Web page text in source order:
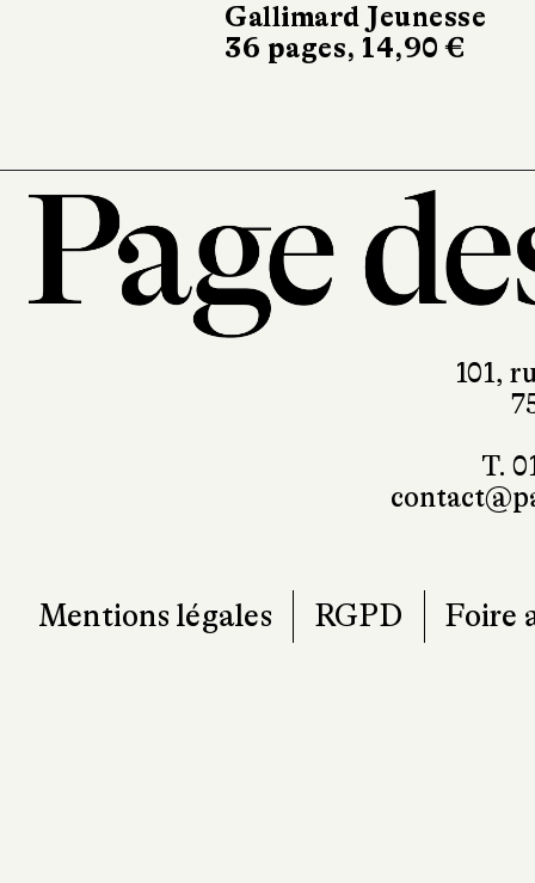
Fleurus
344 pages, 17,95 €
101,
T.
Mentions légales RGPD Foire